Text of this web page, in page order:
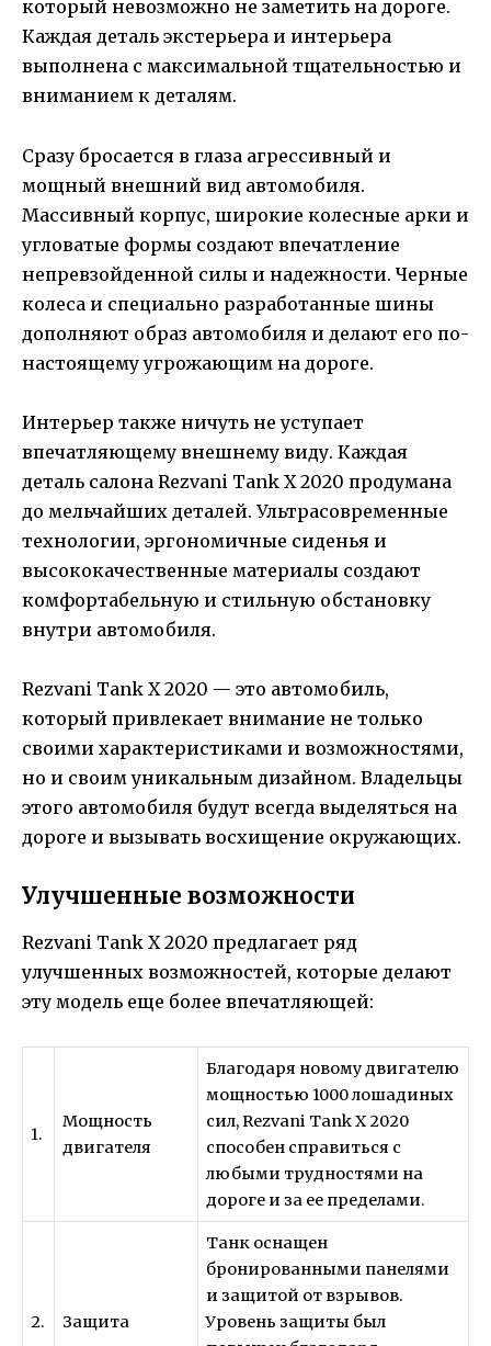
который невозможно не заметить на дороге.
Каждая деталь экстерьера и интерьера
выполнена с максимальной тщательностью и
вниманием к деталям.
Сразу бросается в глаза агрессивный и
мощный внешний вид автомобиля.
Массивный корпус, широкие колесные арки и
угловатые формы создают впечатление
непревзойденной силы и надежности. Черные
колеса и специально разработанные шины
дополняют образ автомобиля и делают его по-
настоящему угрожающим на дороге.
Интерьер также ничуть не уступает
впечатляющему внешнему виду. Каждая
деталь салона Rezvani Tank X 2020 продумана
до мельчайших деталей. Ультрасовременные
технологии, эргономичные сиденья и
высококачественные материалы создают
комфортабельную и стильную обстановку
внутри автомобиля.
Rezvani Tank X 2020 — это автомобиль,
который привлекает внимание не только
своими характеристиками и возможностями,
но и своим уникальным дизайном. Владельцы
этого автомобиля будут всегда выделяться на
дороге и вызывать восхищение окружающих.
Улучшенные возможности
Rezvani Tank X 2020 предлагает ряд
улучшенных возможностей, которые делают
эту модель еще более впечатляющей:
1.
Мощность
двигателя
Благодаря новому двигателю
мощностью 1000 лошадиных
сил, Rezvani Tank X 2020
способен справиться с
любыми трудностями на
дороге и за ее пределами.
2. Защита
Танк оснащен
бронированными панелями
и защитой от взрывов.
Уровень защиты был